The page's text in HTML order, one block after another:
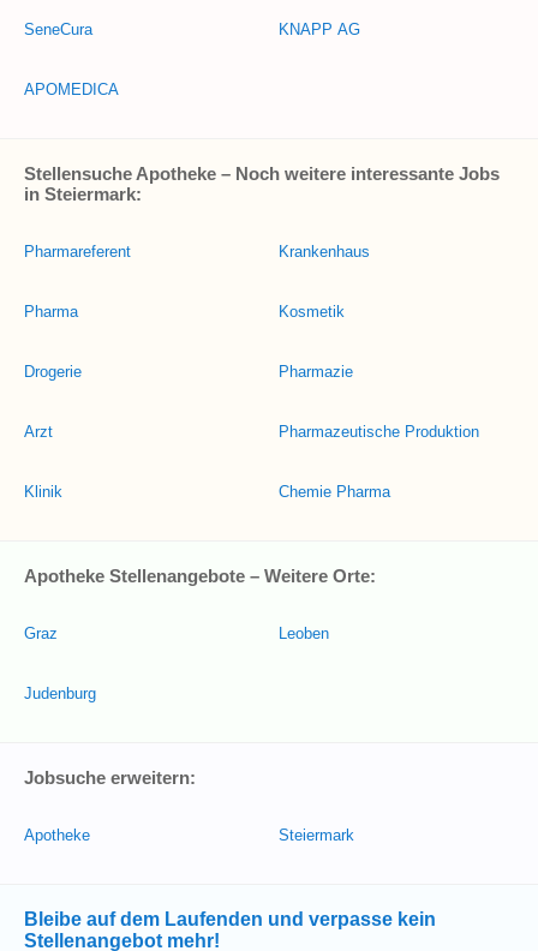
SeneCura
APOMEDICA
KNAPP AG
Stellensuche Apotheke – Noch weitere interessante Jobs
in Steiermark:
Pharmareferent
Pharma
Drogerie
Arzt
Klinik
Krankenhaus
Kosmetik
Pharmazie
Pharmazeutische Produktion
Chemie Pharma
Apotheke Stellenangebote – Weitere Orte:
Graz
Judenburg
Leoben
Jobsuche erweitern:
Apotheke Steiermark
Bleibe auf dem Laufenden und verpasse kein
Stellenangebot mehr!